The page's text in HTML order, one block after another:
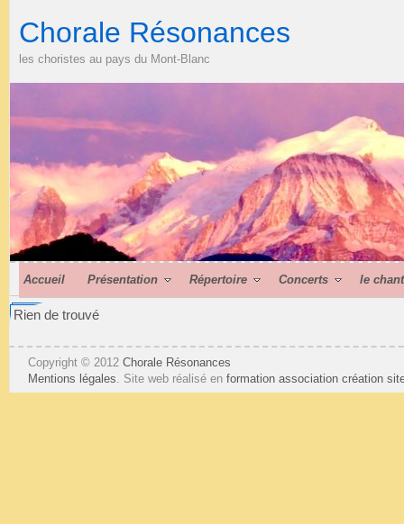
Chorale Résonances
les choristes au pays du Mont-Blanc
Accueil Présentation Répertoire Concerts le
Rien de trouvé
Copyright © 2012 Chorale Résonances
Mentions légales. Site web réalisé en formation association création